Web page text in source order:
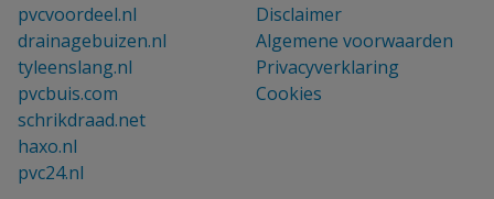
pvcvoordeel.nl
drainagebuizen.nl
tyleenslang.nl
pvcbuis.com
schrikdraad.net
haxo.nl
pvc24.nl
Disclaimer
Algemene voorwaarden
Privacyverklaring
Cookies